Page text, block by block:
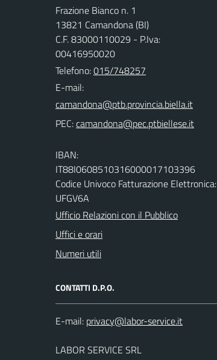
Frazione Bianco n. 1
13821 Camandona (BI)
C.F. 83000110029 - P.Iva:
00416950020
Telefono:015/748257
E-mail:
PEC:
IBAN:
IT88I0608510316000017103396
Codice Univoco Fatturazione Elettronica:
UFGV6A
Ufficio Relazioni con il Pubblico
Uffici e orari
Numeri utili
CONTATTI D.P.O.
E-mail:
LABOR SERVICE SRL